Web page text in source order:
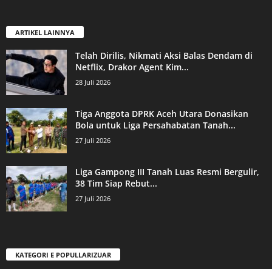
ARTIKEL LAINNYA
Telah Dirilis, Nikmati Aksi Balas Dendam di
Netflix, Drakor Agent Kim...
28 Juli 2026
Tiga Anggota DPRK Aceh Utara Donasikan
Bola untuk Liga Persahabatan Tanah...
27 Juli 2026
Liga Gampong III Tanah Luas Resmi Bergulir,
38 Tim Siap Rebut...
27 Juli 2026
KATEGORI E POPULLARIZUAR